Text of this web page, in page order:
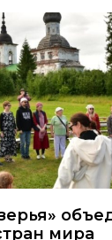
мира